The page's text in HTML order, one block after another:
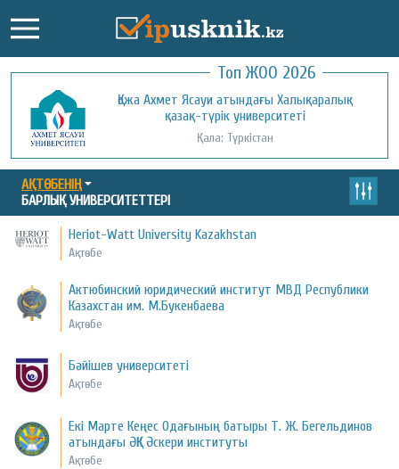
Топ ЖОО 2026
Қожа Ахмет Ясауи атындағы Халықаралық
қазақ-түрік университеті
Қала: Түркістан
Қызылорда ашық университеті
Қала: Қызылорда
АҚТӨБЕНІҢ
БАРЛЫҚ УНИВЕРСИТЕТТЕРІ
Heriot-Watt University Kazakhstan
Ақтөбе
Актюбинский юридический институт МВД Республики
Казахстан им. М.Букенбаева
Ақтөбе
Бәйішев университеті
Ақтөбе
Екі Марте Кеңес Одағының батыры Т.​ Ж. Бегельдинов
атындағы ӘҚК Әскери институты
Ақтөбе